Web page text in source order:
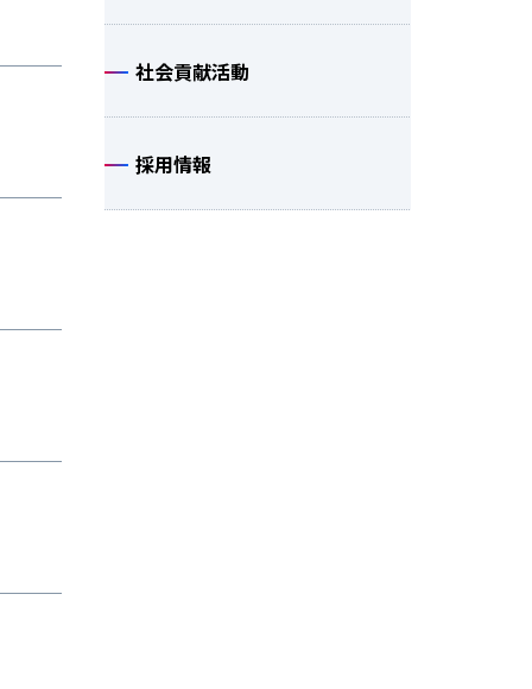
社会貢献活動
採用情報